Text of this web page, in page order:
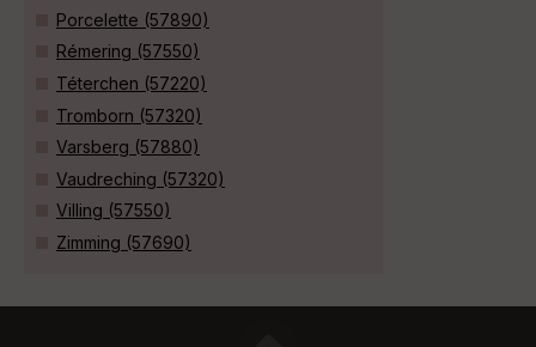
Porcelette (57890)
Rémering (57550)
Téterchen (57220)
Tromborn (57320)
Varsberg (57880)
Vaudreching (57320)
Villing (57550)
Zimming (57690)